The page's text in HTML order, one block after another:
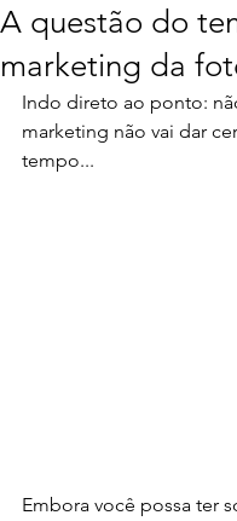
A questão do
marketing da
Indo direto ao ponto:
marketing não vai dar
tempo...
Embora você possa ter